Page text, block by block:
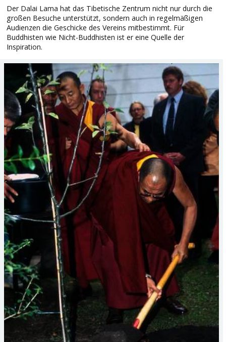
Der Dalai Lama hat das Tibetische Zentrum nicht nur durch die
großen Besuche unterstützt, sondern auch in regelmäßigen
Audienzen die Geschicke des Vereins mitbestimmt. Für
Buddhisten wie Nicht-Buddhisten ist er eine Quelle der
Inspiration.